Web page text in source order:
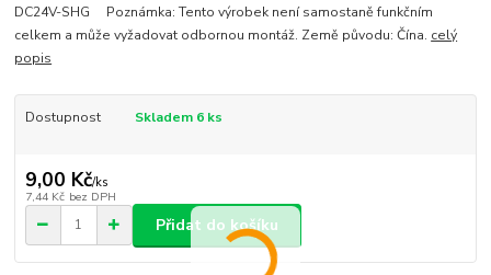
DC24V-SHG Poznámka: Tento výrobek není samostaně funkčním
celkem a může vyžadovat odbornou montáž. Země původu: Čína. celý
popis
Dostupnost Skladem 6 ks
9,00 Kč/ks
7,44 Kč bez DPH
Přidat do košíku